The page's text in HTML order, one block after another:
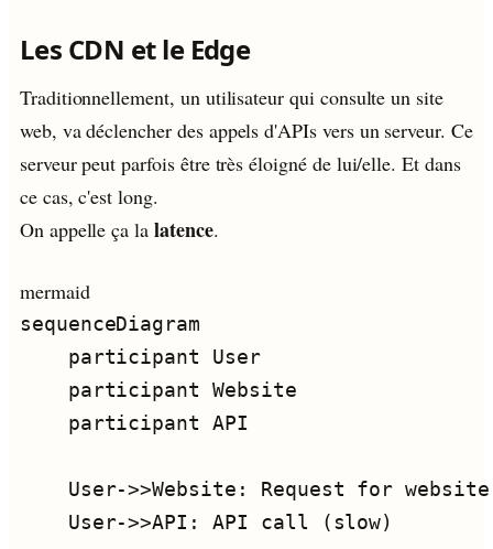
Les CDN et le Edge
Traditionnellement, un utilisateur qui consulte un site
web, va déclencher des appels d'APIs vers un serveur. Ce
serveur peut parfois être très éloigné de lui/elle. Et dans
ce cas, c'est long.
On appelle ça lalatence.
mermaid
    participant User